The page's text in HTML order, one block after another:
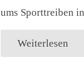
ums Sporttreiben
Weiterlesen